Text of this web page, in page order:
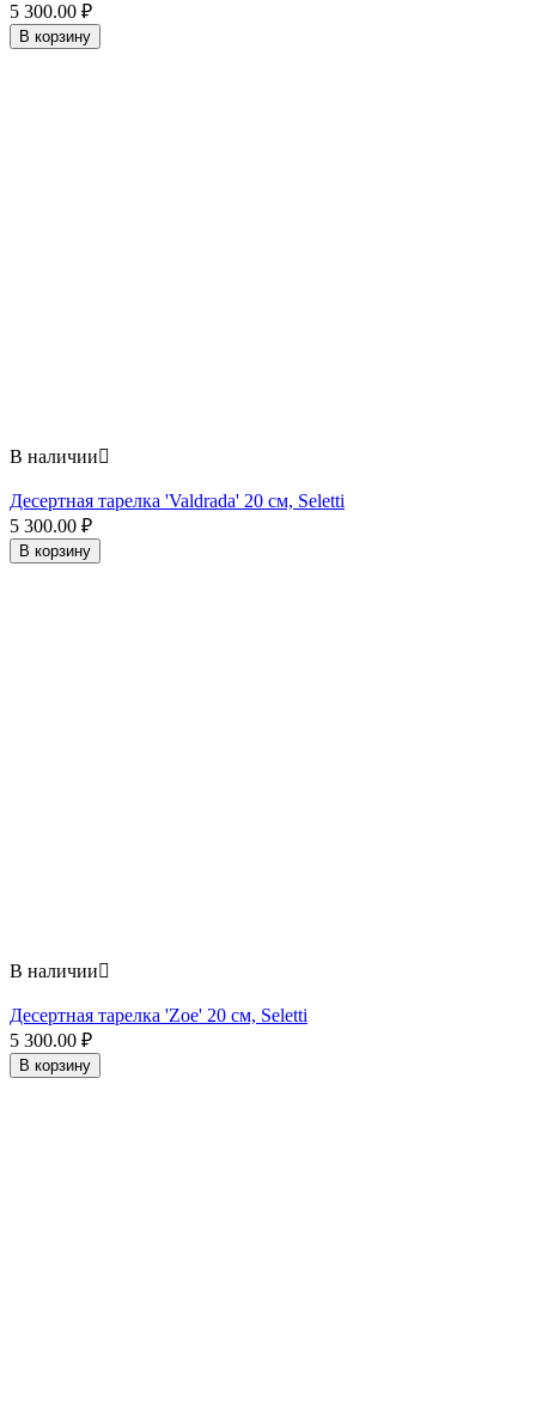
5 300.00 ₽
В корзину
В наличии
Десертная тарелка 'Valdrada' 20 см, Seletti
5 300.00 ₽
В корзину
В наличии
Десертная тарелка 'Zoe' 20 см, Seletti
5 300.00 ₽
В корзину